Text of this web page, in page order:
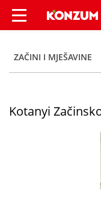
ZAČINI I MJEŠAVINE
Kotanyi